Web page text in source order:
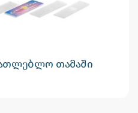
თამაში